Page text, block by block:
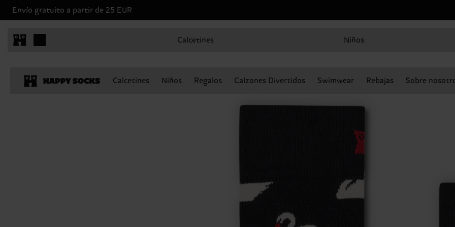
Envío gratuito a partir de 25 EUR
Calcetines Niños
Calcetines Niños Regalos Calzones Divertidos Swimwear Rebajas Sobre